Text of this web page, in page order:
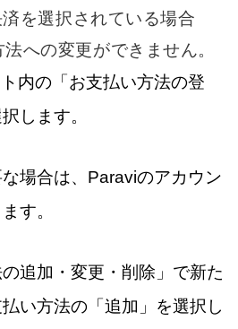
を選択されている場合
への変更ができません。
内の「お支払い方法の登
します。
場合は、Paraviのアカウン
す。
の追加・変更・削除」で新た
い方法の「追加」を選択し